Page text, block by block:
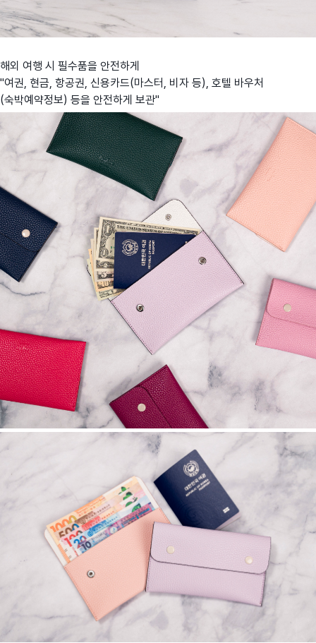
해외 여행 시 필수품을 안전하게
"여권, 현금, 항공권, 신용카드(마스터, 비자 등), 호텔 바우처
(숙박예약정보) 등을 안전하게 보관"